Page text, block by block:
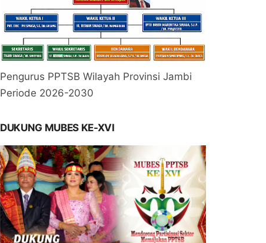
Pengurus PPTSB Wilayah Provinsi Jambi
Periode 2026-2030
DUKUNG MUBES KE-XVI